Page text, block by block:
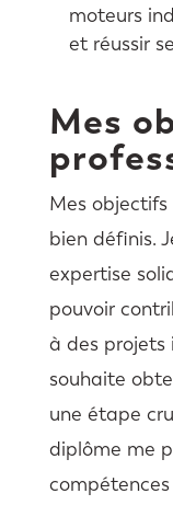
moteurs
et réussir
Mes
Mes
bien définis.
expertise
pouvoir
à des projets
souhaite
une étape
diplôme me